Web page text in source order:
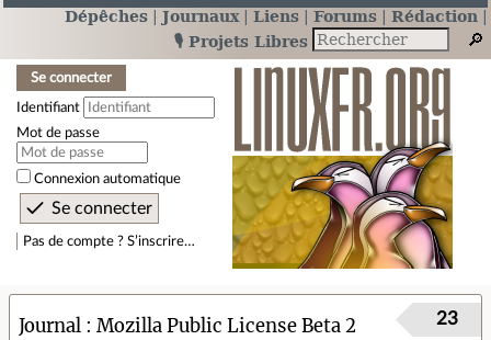
Dépêches Journaux Liens Forums
Rédaction
🎙️ Projets Libres
Se connecter
Identifiant
Mot de passe
Connexion automatique
Pas de compte ? S’inscrire…
Journal Mozilla Public License Beta 2 23